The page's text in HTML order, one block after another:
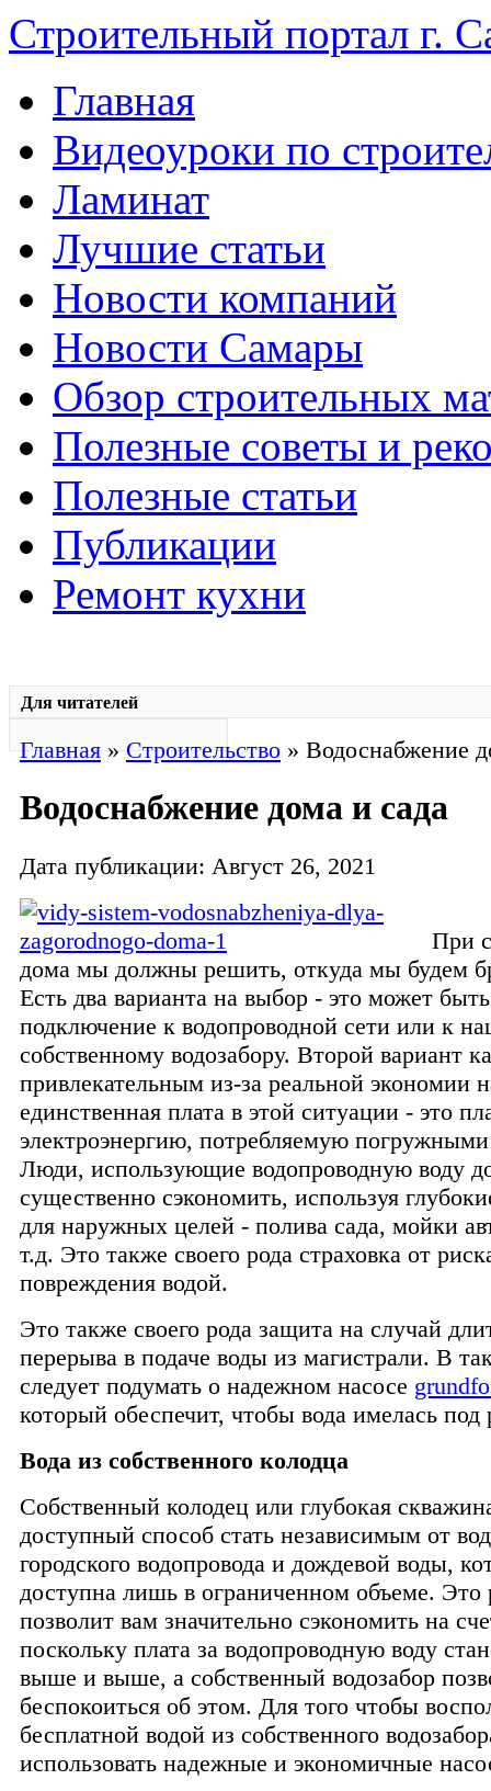
Строительный портал г.
Главная
Видеоуроки по
Ламинат
Лучшие статьи
Новости компаний
Новости Самары
Обзор строительных
Полезные советы и
Полезные статьи
Публикации
Ремонт кухни
Для читателей
Главная»Строительство » Водоснабжение
Водоснабжение дома и сада
Дата публикации: Август 26, 2021
При
дома мы должны решить, откуда мы будем
Есть два варианта на выбор - это может быть
подключение к водопроводной сети или к
собственному водозабору. Второй вариант
привлекательным из-за реальной экономии
единственная плата в этой ситуации - это
электроэнергию, потребляемую
Люди, использующие водопроводную воду
существенно сэкономить, используя
для наружных целей - полива сада, мойки
т.д. Это также своего рода страховка от
повреждения водой.
Это также своего рода защита на случай
перерыва в подаче воды из магистрали. В
следует подумать о надежном насосе
который обеспечит, чтобы вода имелась под
Вода из собственного колодца
Собственный колодец или глубокая
доступный способ стать независимым от
городского водопровода и дождевой воды,
доступна лишь в ограниченном объеме. Это
позволит вам значительно сэкономить на
поскольку плата за водопроводную воду
выше и выше, а собственный водозабор
беспокоиться об этом. Для того чтобы
бесплатной водой из собственного
использовать надежные и экономичные